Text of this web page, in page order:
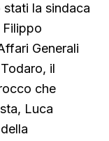
la sindaca
Filippo
Generali
il
che
Luca